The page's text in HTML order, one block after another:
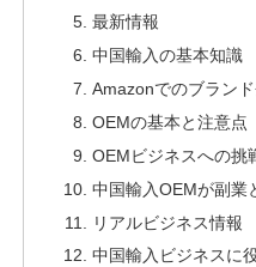
最新情報
中国輸⼊の基本知識
Amazonでのブラン
OEMの基本と注意点
OEMビジネスへの挑
中国輸入OEMが副業
リアルビジネス情報
中国輸入ビジネスに